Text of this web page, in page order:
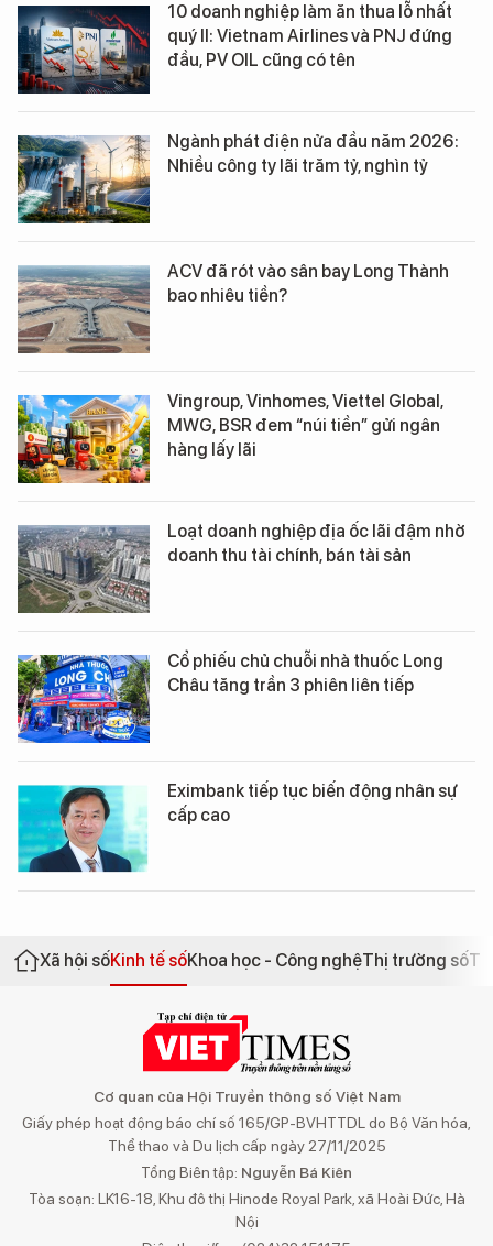
10 doanh nghiệp làm ăn thua lỗ nhất
quý II: Vietnam Airlines và PNJ đứng
đầu, PV OIL cũng có tên
Ngành phát điện nửa đầu năm 2026:
Nhiều công ty lãi trăm tỷ, nghìn tỷ
ACV đã rót vào sân bay Long Thành
bao nhiêu tiền?
Vingroup, Vinhomes, Viettel Global,
MWG, BSR đem “núi tiền” gửi ngân
hàng lấy lãi
Loạt doanh nghiệp địa ốc lãi đậm nhờ
doanh thu tài chính, bán tài sản
Cổ phiếu chủ chuỗi nhà thuốc Long
Châu tăng trần 3 phiên liên tiếp
Eximbank tiếp tục biến động nhân sự
cấp cao
Xã hội sốKinh tế sốKhoa học - Công nghệThị trường số
Cơ quan của Hội Truyền thông số Việt Nam
Giấy phép hoạt động báo chí số 165/GP-BVHTTDL do Bộ Văn hóa,
Thể thao và Du lịch cấp ngày 27/11/2025
Tổng Biên tập: Nguyễn Bá Kiên
Tòa soạn: LK16-18, Khu đô thị Hinode Royal Park, xã Hoài Đức, Hà
Nội